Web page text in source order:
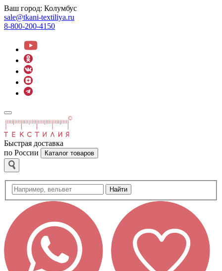
Ваш город: Колумбус
sale@tkani-textiliya.ru
8-800-200-4150
Быстрая доставка
по России
Каталог товаров
Найти